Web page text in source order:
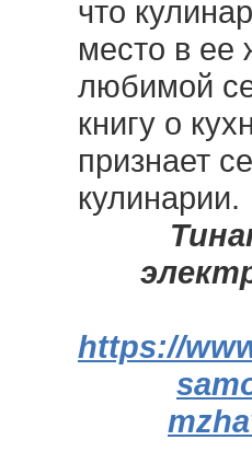
что
место в ее
любимой
книгу о
признает
кулинарии.
https://